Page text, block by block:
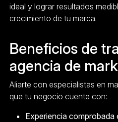
ideal y lograr resultados
crecimiento de tu marca.
Beneficios de
agencia de
Aliarte con especialistas en
que tu negocio cuente con:
Experiencia comprobada